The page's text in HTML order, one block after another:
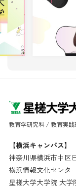
教育学研究科 / 教育実践
【横浜キャンパス】
神奈川県横浜市中区
横浜情報文化センタ
星槎大学大学院 大学